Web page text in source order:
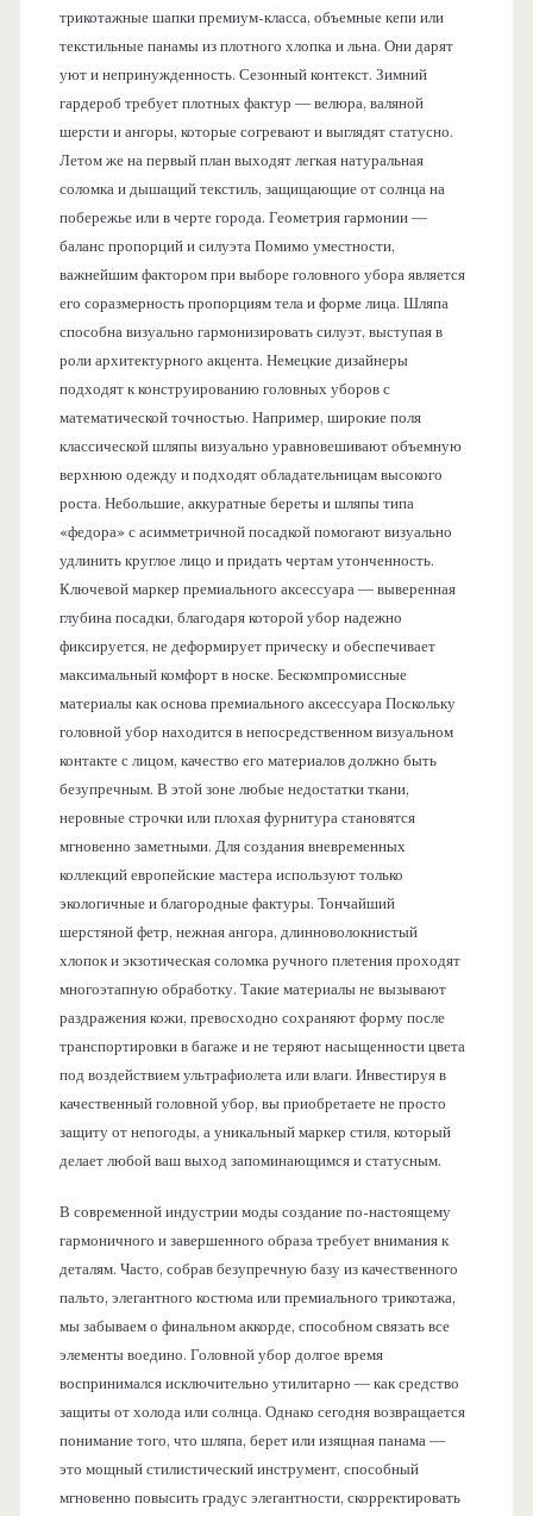
трикотажные шапки премиум-класса, объемные кепи или
текстильные панамы из плотного хлопка и льна. Они дарят
уют и непринужденность. Сезонный контекст. Зимний
гардероб требует плотных фактур — велюра, валяной
шерсти и ангоры, которые согревают и выглядят статусно.
Летом же на первый план выходят легкая натуральная
соломка и дышащий текстиль, защищающие от солнца на
побережье или в черте города. Геометрия гармонии —
баланс пропорций и силуэта Помимо уместности,
важнейшим фактором при выборе головного убора является
его соразмерность пропорциям тела и форме лица. Шляпа
способна визуально гармонизировать силуэт, выступая в
роли архитектурного акцента. Немецкие дизайнеры
подходят к конструированию головных уборов с
математической точностью. Например, широкие поля
классической шляпы визуально уравновешивают объемную
верхнюю одежду и подходят обладательницам высокого
роста. Небольшие, аккуратные береты и шляпы типа
«федора» с асимметричной посадкой помогают визуально
удлинить круглое лицо и придать чертам утонченность.
Ключевой маркер премиального аксессуара — выверенная
глубина посадки, благодаря которой убор надежно
фиксируется, не деформирует прическу и обеспечивает
максимальный комфорт в носке. Бескомпромиссные
материалы как основа премиального аксессуара Поскольку
головной убор находится в непосредственном визуальном
контакте с лицом, качество его материалов должно быть
безупречным. В этой зоне любые недостатки ткани,
неровные строчки или плохая фурнитура становятся
мгновенно заметными. Для создания вневременных
коллекций европейские мастера используют только
экологичные и благородные фактуры. Тончайший
шерстяной фетр, нежная ангора, длинноволокнистый
хлопок и экзотическая соломка ручного плетения проходят
многоэтапную обработку. Такие материалы не вызывают
раздражения кожи, превосходно сохраняют форму после
транспортировки в багаже и не теряют насыщенности цвета
под воздействием ультрафиолета или влаги. Инвестируя в
качественный головной убор, вы приобретаете не просто
защиту от непогоды, а уникальный маркер стиля, который
делает любой ваш выход запоминающимся и статусным.
В современной индустрии моды создание по-настоящему
гармоничного и завершенного образа требует внимания к
деталям. Часто, собрав безупречную базу из качественного
пальто, элегантного костюма или премиального трикотажа,
мы забываем о финальном аккорде, способном связать все
элементы воедино. Головной убор долгое время
воспринимался исключительно утилитарно — как средство
защиты от холода или солнца. Однако сегодня возвращается
понимание того, что шляпа, берет или изящная панама —
это мощный стилистический инструмент, способный
мгновенно повысить градус элегантности, скорректировать